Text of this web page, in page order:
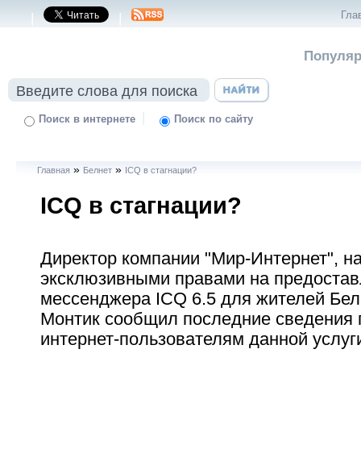
| |
Поиск в интернете | Поиск по сайту
Главная » Белнет » ICQ в стагнации?
ICQ в стагнации?
Директор компании "Мир-Интернет",
эксклюзивными правами на
мессенджера ICQ 6.5 для жителей
Монтик сообщил последние сведения
интернет-пользователям данной